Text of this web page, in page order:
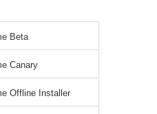
Beta
Canary
Offline Installer